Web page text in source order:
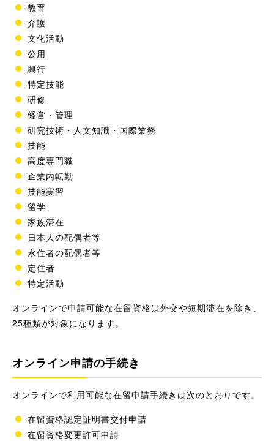
教育
介護
文化活動
公用
興行
特定技能
研修
経営・管理
研究技術・人文知識・国際業務
技能
高度専門職
企業内転勤
技能実習
留学
家族滞在
日本人の配偶者等
永住者の配偶者等
定住者
特定活動
オンラインで申請可能な在留資格は外交や短期滞在を除き、
25種類が対象になります。
オンライン申請の手続き
オンラインで利用可能な在留申請手続きは次のとおりです。
在留資格認定証明書交付申請
在留資格変更許可申請